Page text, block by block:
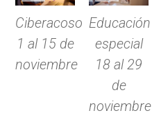
Ciberacoso
1 al 15 de
noviembre
Educación
especial
18 al 29
de
noviembre